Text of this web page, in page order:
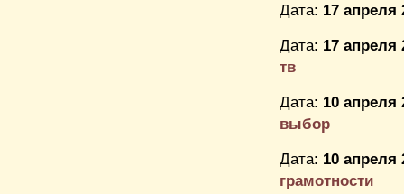
Дата: 17 апреля
Дата: 17 апреля
тв
Дата: 10 апреля
выбор
Дата: 10 апреля
грамотности